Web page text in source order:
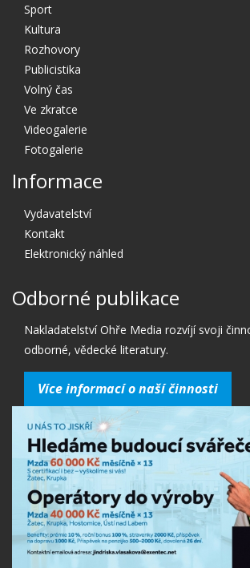
Sport
Kultura
Rozhovory
Publicistika
Volný čas
Ve zkratce
Videogalerie
Fotogalerie
Informace
Vydavatelství
Kontakt
Elektronický náhled
Odborné publikace
Nakladatelství Ohře Media rozvíjí svoji
odborné, vědecké literatury.
Více informací o naší činnosti